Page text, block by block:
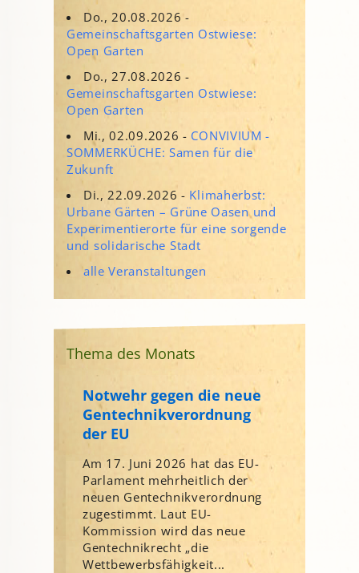
Do., 20.08.2026 -
Gemeinschaftsgarten Ostwiese:
Open Garten
Do., 27.08.2026 -
Gemeinschaftsgarten Ostwiese:
Open Garten
Mi., 02.09.2026 - CONVIVIUM -
SOMMERKÜCHE: Samen für die
Zukunft
Di., 22.09.2026 - Klimaherbst:
Urbane Gärten – Grüne Oasen und
Experimentierorte für eine sorgende
und solidarische Stadt
alle Veranstaltungen
Thema des Monats
Notwehr gegen die neue
Gentechnikverordnung
der EU
Am 17. Juni 2026 hat das EU-
Parlament mehrheitlich der
neuen Gentechnikverordnung
zugestimmt. Laut EU-
Kommission wird das neue
Gentechnikrecht „die
Wettbewerbsfähigkeit...